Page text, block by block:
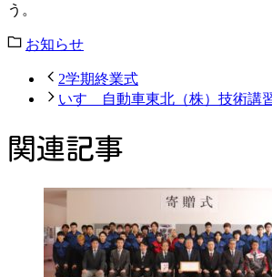
う。
お知らせ
2学期終業式
いすゞ自動車東北（株）技術講
関連記事